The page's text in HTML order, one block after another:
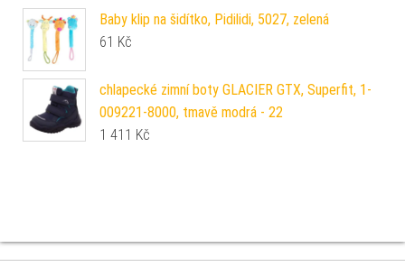
Baby klip na šidítko, Pidilidi, 5027, zelená
61 Kč
chlapecké zimní boty GLACIER GTX, Superfit, 1-
009221-8000, tmavě modrá - 22
1 411 Kč